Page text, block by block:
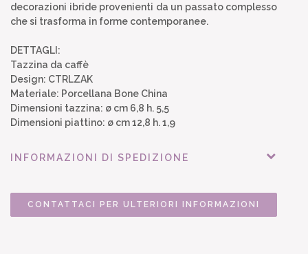
decorazioni ibride provenienti da un passato complesso
che si trasforma in forme contemporanee.
DETTAGLI:
Tazzina da caffè
Design: CTRLZAK
Materiale: Porcellana Bone China
Dimensioni tazzina: ø cm 6,8 h. 5,5
Dimensioni piattino: ø cm 12,8 h. 1,9
INFORMAZIONI DI SPEDIZIONE
CONTATTACI PER ULTERIORI INFORMAZIONI